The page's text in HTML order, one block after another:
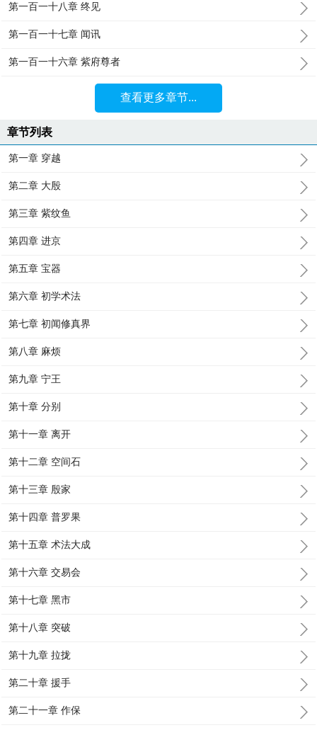
第一百一十八章 终见
第一百一十七章 闻讯
第一百一十六章 紫府尊者
查看更多章节...
章节列表
第一章 穿越
第二章 大殷
第三章 紫纹鱼
第四章 进京
第五章 宝器
第六章 初学术法
第七章 初闻修真界
第八章 麻烦
第九章 宁王
第十章 分别
第十一章 离开
第十二章 空间石
第十三章 殷家
第十四章 普罗果
第十五章 术法大成
第十六章 交易会
第十七章 黑市
第十八章 突破
第十九章 拉拢
第二十章 援手
第二十一章 作保